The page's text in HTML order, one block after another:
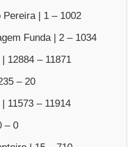
Pereira | 1 – 1002
Funda | 2 – 1034
12884 – 11871
– 20
11573 – 11914
– 0